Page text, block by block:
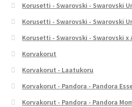
Korusetti - Swarovski - Swarovski
Korusetti - Swarovski - Swarovski
Korusetti - Swarovski - Swarovski x
Korvakorut
Korvakorut - Laatukoru
Korvakorut - Pandora - Pandora
Korvakorut - Pandora - Pandora